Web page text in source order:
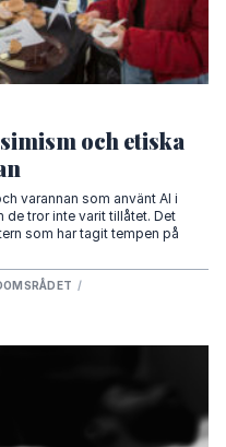
och etiska
varannan som använt AI i
tror inte varit tillåtet. Det
som har tagit tempen på
/